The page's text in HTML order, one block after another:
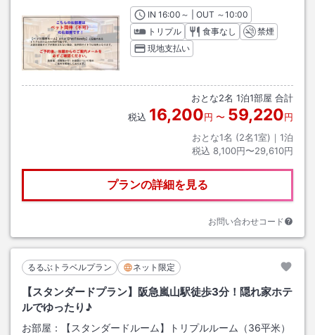
INチェックイン
16:00 ～ | OUT チェックアウト
～10:00
トリプル
食事なし
禁煙
現地支払い
おとな2名 1泊1部屋 合計
税込 16,200円 〜 59,220円
おとな1名 (2名1室)｜ 1泊
税込 8,100円〜29,610円
プランの詳細を見る
お問い合わせコード
るるぶトラベルプラン ネット限定
【スタンダードプラン】阪急嵐山駅徒歩3分！隠れ家ホテ
ルでゆったり♪
お部屋：
【スタンダードルーム】トリプルルーム（36平米）